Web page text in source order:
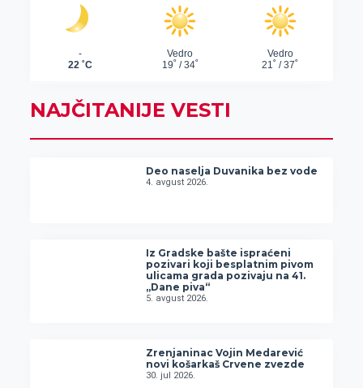
NAJČITANIJE VESTI
Deo naselja Duvanika bez vode
4. avgust 2026.
Iz Gradske bašte ispraćeni
pozivari koji besplatnim pivom
ulicama grada pozivaju na 41.
„Dane piva“
5. avgust 2026.
Zrenjaninac Vojin Medarević
novi košarkaš Crvene zvezde
30. jul 2026.